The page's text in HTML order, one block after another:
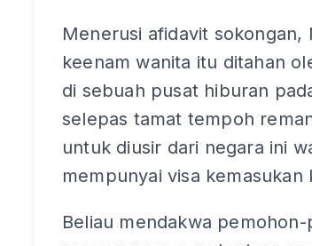
Menerusi afidavit
keenam wanita itu ditahan
di sebuah pusat hiburan
selepas tamat tempoh
untuk diusir dari negara ini
mempunyai visa kemasukan
Beliau mendakwa